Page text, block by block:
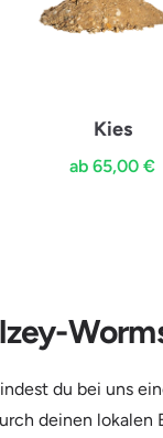
Kies
ab 65,00 €
du bei uns
deinen lokalen